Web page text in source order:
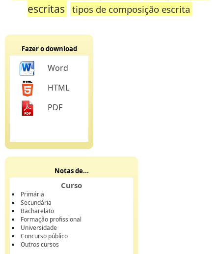
escritas
tipos de composição escrita
Fazer o download
Word
HTML
PDF
Notas de...
Curso
Primária
Secundária
Bacharelato
Formação profissional
Universidade
Concurso público
Outros cursos